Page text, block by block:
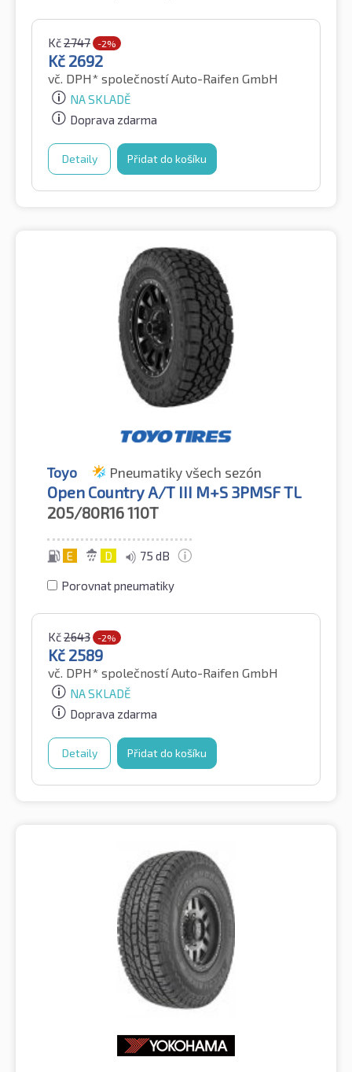
Kč2747 -2%
Kč 2692
vč. DPH* společností Auto-Raifen GmbH
NA SKLADĚ
Doprava zdarma
Detaily Přidat do košíku
Toyo Pneumatiky všech sezón
Open Country A/T III M+S 3PMSF TL
205/80R16110T
E D 75 dB
Porovnat pneumatiky
Kč2643 -2%
Kč 2589
vč. DPH* společností Auto-Raifen GmbH
NA SKLADĚ
Doprava zdarma
Detaily Přidat do košíku